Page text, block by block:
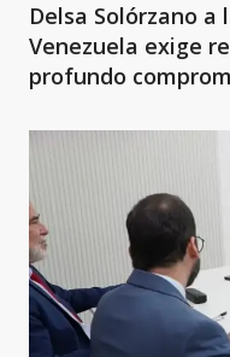
Delsa Solórzano a
Venezuela exige
profundo